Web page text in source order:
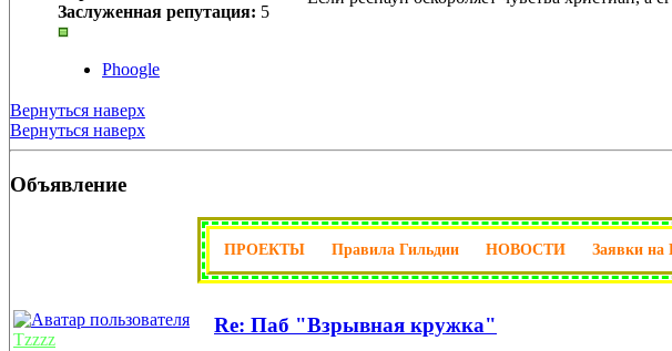
Заслуженная репутация: 5
Phoogle
Вернуться наверх
Вернуться наверх
Объявление
ПРОЕКТЫ Правила Гильдии НОВОСТИ Заявки
Tzzzz
Re: Паб "Взрывная кружка"